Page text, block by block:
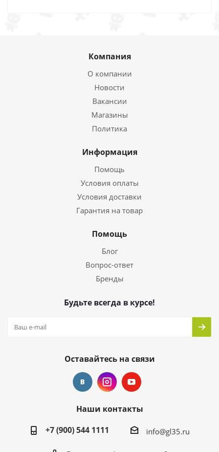
Компания
О компании
Новости
Вакансии
Магазины
Политика
Информация
Помощь
Условия оплаты
Условия доставки
Гарантия на товар
Помощь
Блог
Вопрос-ответ
Бренды
Будьте всегда в курсе!
Оставайтесь на связи
Наши контакты
+7 (900) 544 1111
info@gl35.ru